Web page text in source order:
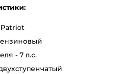
- 7 л.с.